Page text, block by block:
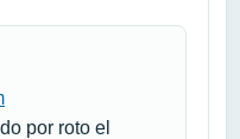
por roto el